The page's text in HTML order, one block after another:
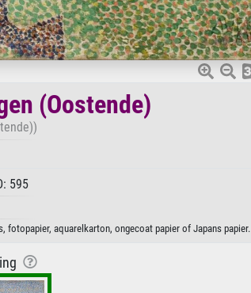
(Oostende)
595
fotopapier, aquarelkarton, ongecoat papier of Japans papier.